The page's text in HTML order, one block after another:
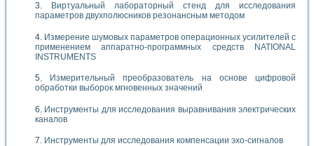
Виртуальный лабораторный стенд для исследования
параметров двухполюсников резонансным методом
Измерение шумовых параметров операционных усилителей с
применением аппаратно-программных средств NATIONAL
INSTRUMENTS
Измерительный преобразователь на основе цифровой
обработки выборок мгновенных значений
Инструменты для исследования выравнивания электрических
каналов
Инструменты для исследования компенсации эхо-сигналов